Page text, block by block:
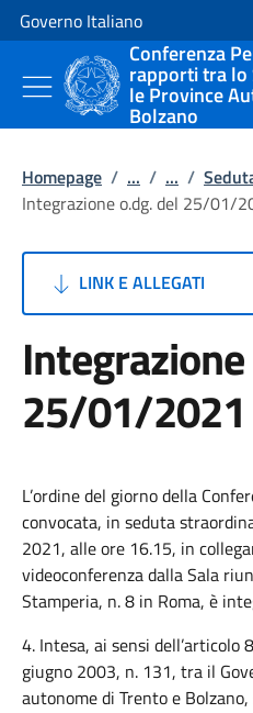
Vai al contenuto
Vai alla navigazione del sito
Governo Italiano
Conferenza
rapporti tra lo
le Province
Bolzano
Homepage / ... / ... /
Integrazione o.dg. del 25/01/
LINK E ALLEGATI
25/01/2021
L’ordine del giorno della
convocata, in seduta
2021, alle ore 16.15, in
videoconferenza dalla Sala
Stamperia, n. 8 in Roma, è
4. Intesa, ai sensi dell’articolo
giugno 2003, n. 131, tra il
autonome di Trento e